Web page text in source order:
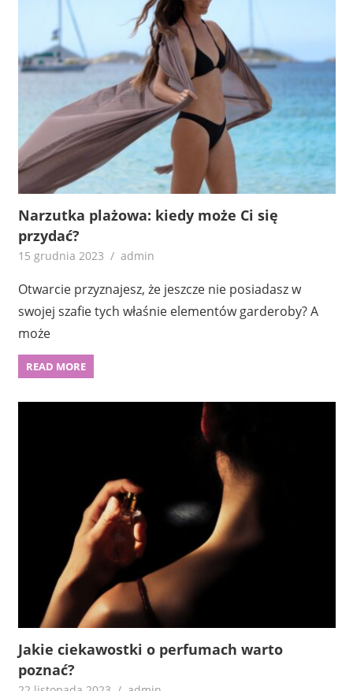
Narzutka plażowa: kiedy może Ci się
przydać?
15 grudnia 2023 admin
Otwarcie przyznajesz, że jeszcze nie posiadasz w
swojej szafie tych właśnie elementów garderoby? A
może
READ MORE
Jakie ciekawostki o perfumach warto
poznać?